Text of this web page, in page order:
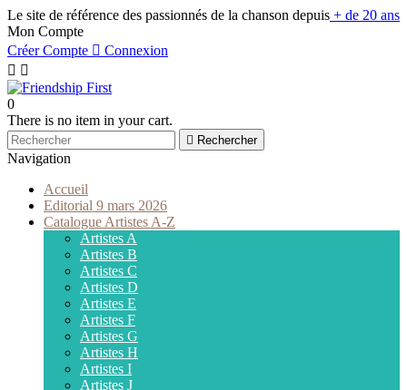
Le site de référence des passionnés de la chanson depuis + de 20 ans
Mon Compte
Créer Compte  Connexion
 
0
There is no item in your cart.
 Rechercher
Navigation
Accueil
Editorial 9 mars 2026
Catalogue Artistes A-Z
Artistes A
Artistes B
Artistes C
Artistes D
Artistes E
Artistes F
Artistes G
Artistes H
Artistes I
Artistes J